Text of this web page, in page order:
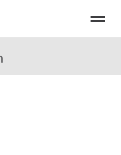
- rondleiding